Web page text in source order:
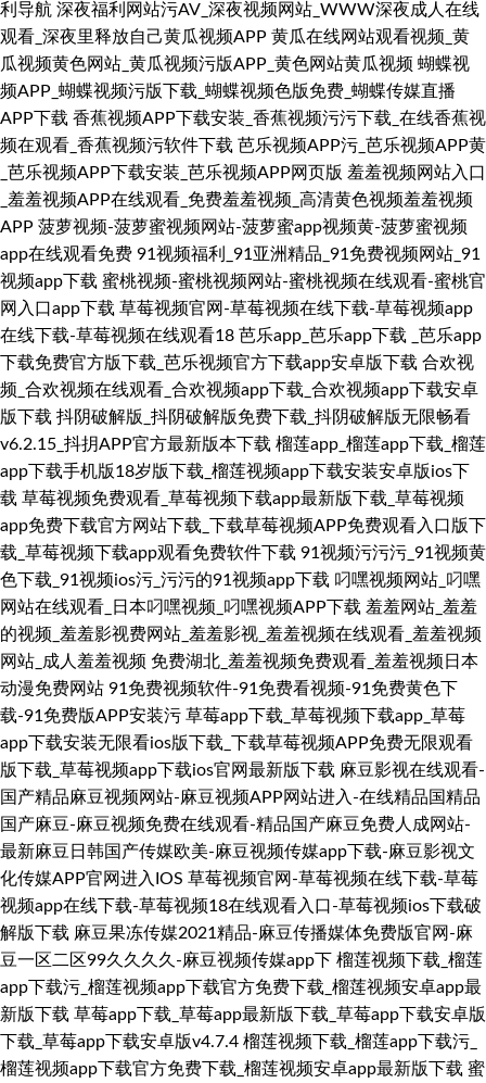
利导航 深夜福利网站污AV_深夜视频网站_WWW深夜成人在线
观看_深夜里释放自己黄瓜视频APP 黄瓜在线网站观看视频_黄
瓜视频黄色网站_黄瓜视频污版APP_黄色网站黄瓜视频 蝴蝶视
频APP_蝴蝶视频污版下载_蝴蝶视频色版免费_蝴蝶传媒直播
APP下载 香蕉视频APP下载安装_香蕉视频污污下载_在线香蕉视
频在观看_香蕉视频污软件下载 芭乐视频APP污_芭乐视频APP黄
_芭乐视频APP下载安装_芭乐视频APP网页版 羞羞视频网站入口
_羞羞视频APP在线观看_免费羞羞视频_高清黄色视频羞羞视频
APP 菠萝视频-菠萝蜜视频网站-菠萝蜜app视频黄-菠萝蜜视频
app在线观看免费 91视频福利_91亚洲精品_91免费视频网站_91
视频app下载 蜜桃视频-蜜桃视频网站-蜜桃视频在线观看-蜜桃官
网入口app下载 草莓视频官网-草莓视频在线下载-草莓视频app
在线下载-草莓视频在线观看18 芭乐app_芭乐app下载 _芭乐app
下载免费官方版下载_芭乐视频官方下载app安卓版下载 合欢视
频_合欢视频在线观看_合欢视频app下载_合欢视频app下载安卓
版下载 抖阴破解版_抖阴破解版免费下载_抖阴破解版无限畅看
v6.2.15_抖抈APP官方最新版本下载 榴莲app_榴莲app下载_榴莲
app下载手机版18岁版下载_榴莲视频app下载安装安卓版ios下
载 草莓视频免费观看_草莓视频下载app最新版下载_草莓视频
app免费下载官方网站下载_下载草莓视频APP免费观看入口版下
载_草莓视频下载app观看免费软件下载 91视频污污污_91视频黄
色下载_91视频ios污_污污的91视频app下载 叼嘿视频网站_叼嘿
网站在线观看_日本叼嘿视频_叼嘿视频APP下载 羞羞网站_羞羞
的视频_羞羞影视费网站_羞羞影视_羞羞视频在线观看_羞羞视频
网站_成人羞羞视频 免费湖北_羞羞视频免费观看_羞羞视频日本
动漫免费网站 91免费视频软件-91免费看视频-91免费黄色下
载-91免费版APP安装污 草莓app下载_草莓视频下载app_草莓
app下载安装无限看ios版下载_下载草莓视频APP免费无限观看
版下载_草莓视频app下载ios官网最新版下载 麻豆影视在线观看-
国产精品麻豆视频网站-麻豆视频APP网站进入-在线精品国精品
国产麻豆-麻豆视频免费在线观看-精品国产麻豆免费人成网站-
最新麻豆日韩国产传媒欧美-麻豆视频传媒app下载-麻豆影视文
化传媒APP官网进入IOS 草莓视频官网-草莓视频在线下载-草莓
视频app在线下载-草莓视频18在线观看入口-草莓视频ios下载破
解版下载 麻豆果冻传媒2021精品-麻豆传播媒体免费版官网-麻
豆一区二区99久久久久-麻豆视频传媒app下 榴莲视频下载_榴莲
app下载污_榴莲视频app下载官方免费下载_榴莲视频安卓app最
新版下载 草莓app下载_草莓app最新版下载_草莓app下载安卓版
下载_草莓app下载安卓版v4.7.4 榴莲视频下载_榴莲app下载污_
榴莲视频app下载官方免费下载_榴莲视频安卓app最新版下载 蜜